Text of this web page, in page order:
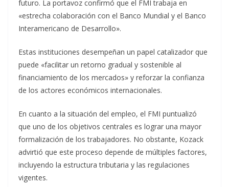
futuro. La portavoz confirmó que el FMI trabaja en
«estrecha colaboración con el Banco Mundial y el Banco
Interamericano de Desarrollo».
Estas instituciones desempeñan un papel catalizador que
puede «facilitar un retorno gradual y sostenible al
financiamiento de los mercados» y reforzar la confianza
de los actores económicos internacionales.
En cuanto a la situación del empleo, el FMI puntualizó
que uno de los objetivos centrales es lograr una mayor
formalización de los trabajadores. No obstante, Kozack
advirtió que este proceso depende de múltiples factores,
incluyendo la estructura tributaria y las regulaciones
vigentes.